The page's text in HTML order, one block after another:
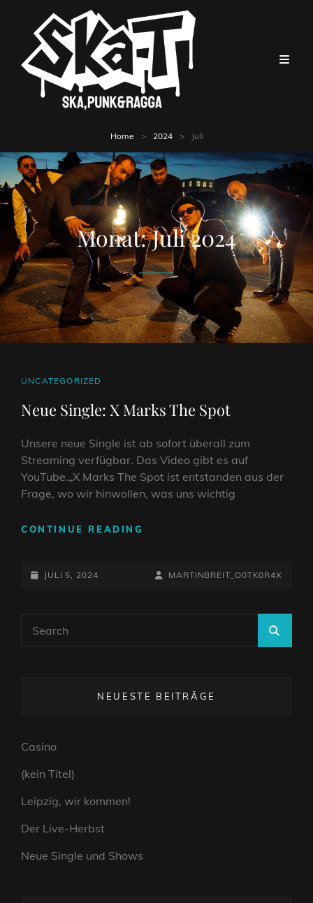
Home > 2024 > Juli
Monat:Juli 2024
CAT
UNCATEGORIZED
Neue Single: X Marks The Spot
Unsere neue Single ist ab sofort überall zum
Streaming verfügbar. Das Video gibt es auf
YouTube.„X Marks The Spot ist entstanden aus der
Frage, wo wir hinwollen, was uns wichtig
CONTINUE READING
MARKS
POSTED-
JULI 5, 2024
BY
BYLINE
MARTINBREIT_O0TK0R4X
for:
NEUESTE BEITRÄGE
Casino
(kein Titel)
Leipzig, wir kommen!
Der Live-Herbst
Neue Single und Shows